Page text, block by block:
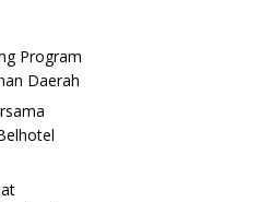
Program
Daerah